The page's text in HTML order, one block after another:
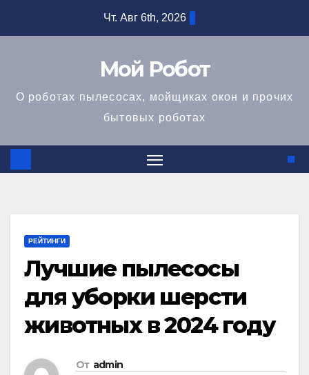
Чт. Авг 6th, 2026
Мой Робот
О роботах пылесосах, мойщиках окон и прочих
бытовых роботах
РЕЙТИНГИ
Лучшие пылесосы
для уборки шерсти
животных в 2024 году
От admin